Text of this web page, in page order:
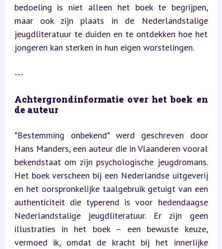
bedoeling is niet alleen het boek te begrijpen,
maar ook zijn plaats in de Nederlandstalige
jeugdliteratuur te duiden en te ontdekken hoe het
jongeren kan sterken in hun eigen worstelingen.
---
Achtergrondinformatie over het boek en
de auteur
*Bestemming onbekend* werd geschreven door
Hans Manders, een auteur die in Vlaanderen vooral
bekendstaat om zijn psychologische jeugdromans.
Het boek verscheen bij een Nederlandse uitgeverij
en het oorspronkelijke taalgebruik getuigt van een
authenticiteit die typerend is voor hedendaagse
Nederlandstalige jeugdliteratuur. Er zijn geen
illustraties in het boek – een bewuste keuze,
vermoed ik, omdat de kracht bij het innerlijke